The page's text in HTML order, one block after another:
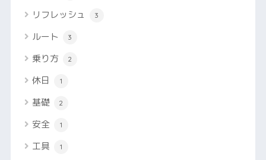
リフレッシュ 3
ルート 3
乗り方 2
休日 1
基礎 2
安全 1
工具 1